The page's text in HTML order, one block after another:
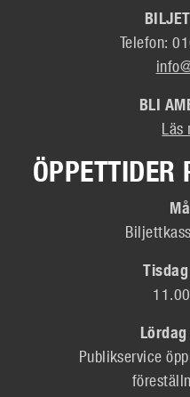
Telefon:
BLI
Läs
ÖPPETTIDER
Publikservice